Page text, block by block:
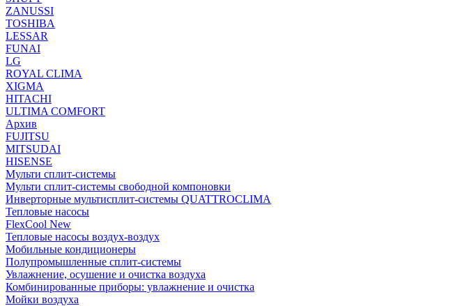
ZANUSSI
TOSHIBA
LESSAR
FUNAI
LG
ROYAL CLIMA
XIGMA
HITACHI
ULTIMA COMFORT
Архив
FUJITSU
MITSUDAI
HISENSE
Мульти сплит-системы
Мульти сплит-системы свободной компоновки
Инверторные мультисплит-системы QUATTROCLIMA
Тепловые насосы
FlexCool New
Тепловые насосы воздух-воздух
Мобильные кондиционеры
Полупромышленные сплит-системы
Увлажнение, осушение и очистка воздуха
Комбинированные приборы: увлажнение и очистка
Мойки воздуха